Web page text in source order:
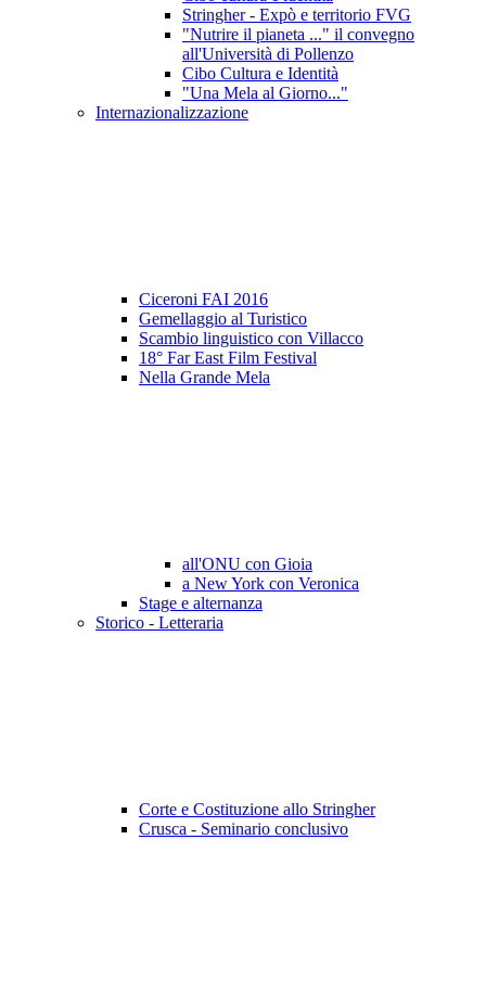
Stringher - Expò e territorio FVG
"Nutrire il pianeta ..." il convegno
all'Università di Pollenzo
Cibo Cultura e Identità
"Una Mela al Giorno..."
Internazionalizzazione
Ciceroni FAI 2016
Gemellaggio al Turistico
Scambio linguistico con Villacco
18° Far East Film Festival
Nella Grande Mela
all'ONU con Gioia
a New York con Veronica
Stage e alternanza
Storico - Letteraria
Corte e Costituzione allo Stringher
Crusca - Seminario conclusivo